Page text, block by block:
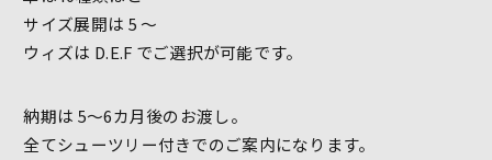
サイズ展開は 5 〜
ウィズは D.E.F でご選択が可能です。
納期は 5〜6カ月後のお渡し。
全てシューツリー付きでのご案内になります。